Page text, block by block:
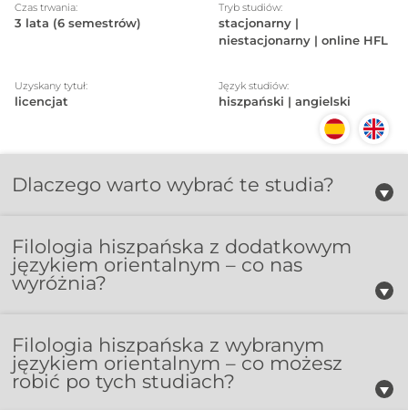
Czas trwania:
3 lata (6 semestrów)
Tryb studiów:
stacjonarny |
niestacjonarny | online HFL
Uzyskany tytuł:
licencjat
Język studiów:
hiszpański | angielski
Dlaczego warto wybrać te studia?
Filologia hiszpańska z dodatkowym
językiem orientalnym – co nas
wyróżnia?
Filologia hiszpańska z wybranym
językiem orientalnym – co możesz
robić po tych studiach?